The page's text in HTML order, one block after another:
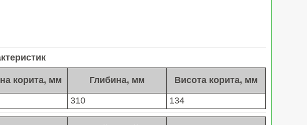
корита, мм Глибина, мм Висота корита, мм
310 134